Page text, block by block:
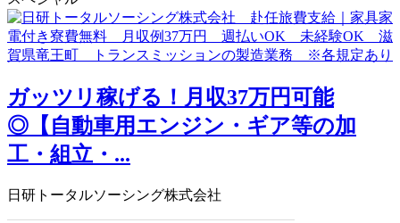
ガッツリ稼げる！月収37万円可能
◎【自動車用エンジン・ギア等の加
工・組立・...
日研トータルソーシング株式会社